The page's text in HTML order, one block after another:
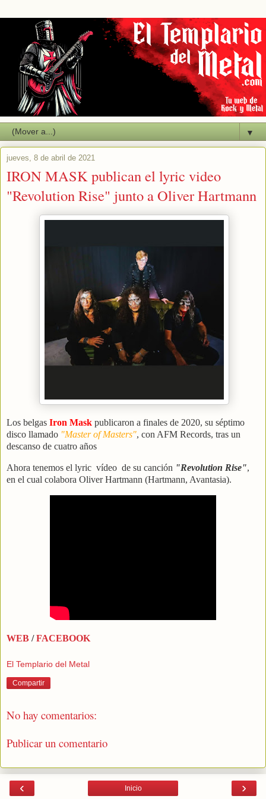
▼
jueves, 8 de abril de 2021
IRON MASK publican el lyric video
"Revolution Rise" junto a Oliver Hartmann
Los belgas Iron Mask publicaron a finales de 2020, su séptimo
disco llamado "Master of Masters", con AFM Records, tras un
descanso de cuatro años
Ahora tenemos el lyric vídeo de su canción "Revolution Rise",
en el cual colabora Oliver Hartmann (Hartmann, Avantasia).
WEB /FACEBOOK
El Templario del Metal
Compartir
No hay comentarios:
Publicar un comentario
‹ ›
Inicio